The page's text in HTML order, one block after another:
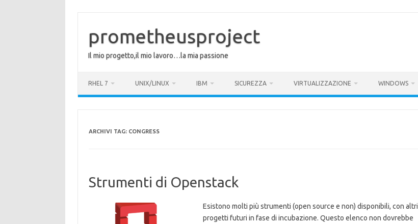
prometheusproject
Il mio progetto,il mio lavoro…la mia passione
RHEL 7 UNIX/LINUX IBM SICUREZZA VIRTUALIZZAZIONE WINDOWS
ARCHIVI TAG: CONGRESS
Strumenti di Openstack
Esistono molti più strumenti (open source e non) disponibili, con altri
progetti futuri in fase di incubazione. Questo elenco non dovrebbe